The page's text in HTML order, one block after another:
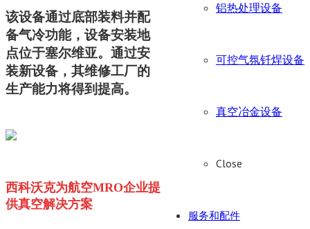
铝热处理设备
可控气氛钎焊设备
真空冶金设备
Close
服务和配件
该设备通过底部装料并配
备气冷功能，设备安装地
点位于塞尔维亚。通过安
装新设备，其维修工厂的
生产能力将得到提高。
西科沃克为航空MRO企业提
供真空解决方案